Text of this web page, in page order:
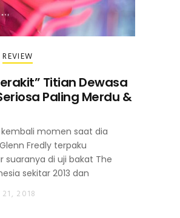
REVIEW
Titian Dewasa
Paling Merdu &
momen saat dia
Fredly terpaku
suaranya di uji bakat The
sekitar 2013 dan
21, 2018